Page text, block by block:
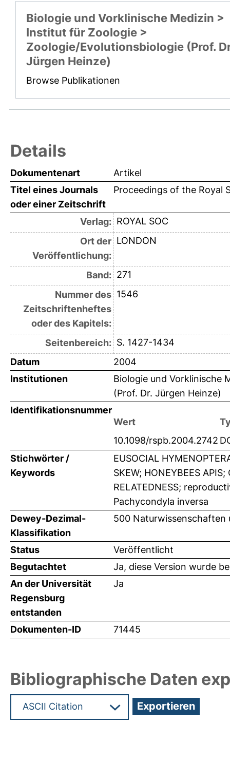
Biologie und Vorklinische Medizin >
Institut für Zoologie >
Zoologie/Evolutionsbiologie (Prof.
Jürgen Heinze)
Browse Publikationen
Details
Dokumentenart
Artikel
Titel eines Journals
oder einer Zeitschrift
Proceedings of the Royal
Verlag: ROYAL SOC
Ort der
Veröffentlichung:
LONDON
Band: 271
Nummer des
Zeitschriftenheftes
oder des Kapitels:
1546
Seitenbereich: S. 1427-1434
Datum
2004
Institutionen
Biologie und Vorklinische
(Prof. Dr. Jürgen Heinze)
Identifikationsnummer
Wert
10.1098/rspb.2004.2742
Stichwörter /
Keywords
EUSOCIAL
SKEW; HONEYBEES
RELATEDNESS;
Pachycondyla inversa
Dewey-Dezimal-
Klassifikation
500 Naturwissenschaften
Status
Veröffentlicht
Begutachtet
Ja, diese Version wurde
An der Universität
Regensburg
entstanden
Ja
Dokumenten-ID 71445
Bibliographische Daten